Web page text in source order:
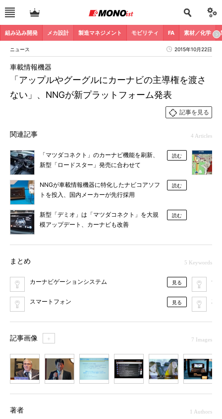
組み込み開発 メカ設計 製造マネジメント モビリティ FA 素材／化学
ニュース 2015年10月22日
「アップルやグーグルにカーナビの主導権を渡さ
ない」、NNGが新プラットフォーム発表
車載情報機器
記事を見る
関連記事 4 Articles
「マツダコネクト」のカーナビ機能を刷新、
新型「ロードスター」発売に合わせて
読む
NNGが車載情報機器に特化したナビコアソフ
トを投入、国内メーカーが先行採用
読む
新型「デミオ」は「マツダコネクト」を大規
模アップデート、カーナビも改善
読む
まとめ 5 Keywords
カーナビゲーションシステム 見る
スマートフォン 見る
音
車
記事画像 ＋ 7 Images
著者 1 Authors